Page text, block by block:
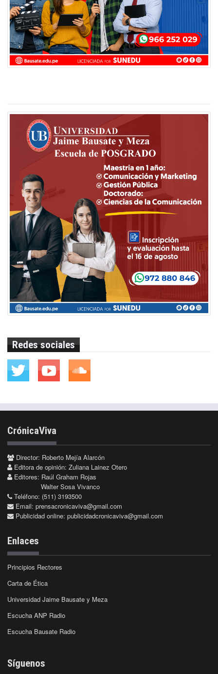
Redes sociales
CrónicaViva
Director: Roberto Mejía Alarcón
Editora de opinión: Zuliana Lainez Otero
Editores: Raúl Graham Rojas
Walter Sosa Vivanco
Teléfono: (511) 3193500
Email: prensacronicaviva@gmail.com
Publicidad online: publicidadcronicaviva@gmail.com
Enlaces
Principios Rectores
Carta de Ética
Universidad Jaime Bausate y Meza
Escucha ANP Radio
Escucha Bausate Radio
Síguenos